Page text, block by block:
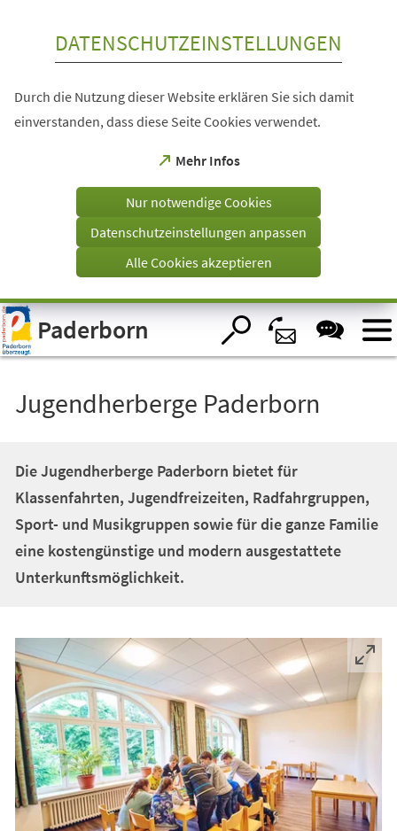
Visuelle
Assistenzsoftware
öffnen.
DATENSCHUTZEINSTELLUNGEN
Durch die Nutzung dieser Website erklären Sie sich damit
einverstanden, dass diese Seite Cookies verwendet.
Mehr Infos
(Öffnet
einem
Tab)
Nur notwendige Cookies
Datenschutzeinstellungen anpassen
Alle Cookies akzeptieren
Paderborn
Jugendherberge Paderborn
Die Jugendherberge Paderborn bietet für
Klassenfahrten, Jugendfreizeiten, Radfahrgruppen,
Sport- und Musikgruppen sowie für die ganze Familie
eine kostengünstige und modern ausgestattete
Unterkunftsmöglichkeit.